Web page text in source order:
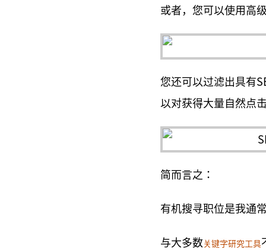
或者，您可以使用高
您还可以过滤出具有
以对获得大量自然点
简而言之：
有机搜寻职位是我通
与大多数关键字研究工具